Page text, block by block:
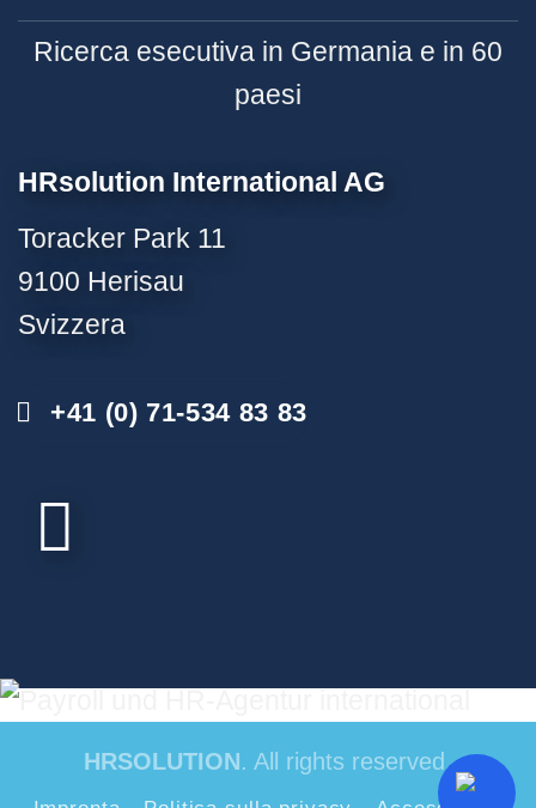
Ricerca esecutiva in Germania e in 60
paesi
HRsolution International AG
Toracker Park 11
9100 Herisau
Svizzera
+41 (0) 71-534 83 83
HRSOLUTION. All rights reserved.